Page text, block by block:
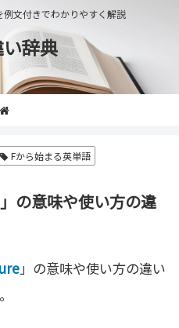
文付きでわかりやすく解説
辞典
Fから始まる英単語
の意味や使い方の違
」の意味や使い方の違い